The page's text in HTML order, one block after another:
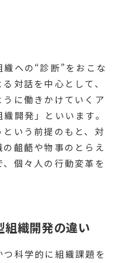
への“診断”をおこな
対話を中心として、
に働きかけていくア
開発」といいます。
いう前提のもと、対
齟齬や物事のとらえ
個々人の行動変革を
組織開発の違い
科学的に組織課題を